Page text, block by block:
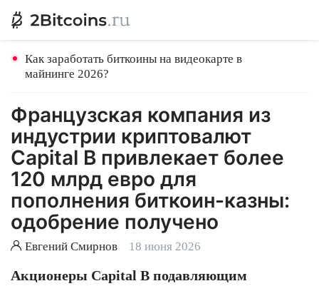
Как заработать биткоины на видеокарте в
майнинге 2026?
Французская компания из
индустрии криптовалют
Capital B привлекает более
120 млрд евро для
пополнения биткоин-казны:
одобрение получено
Евгений Смирнов 18 июня 2026
Акционеры Capital B подавляющим